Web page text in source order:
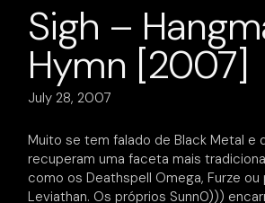
Sigh –
Hymn [2007]
July 28, 2007
Muito se tem falado de Black Metal e
recuperam uma faceta mais
como os Deathspell Omega, Furze
Leviathan. Os próprios Sunn0)))